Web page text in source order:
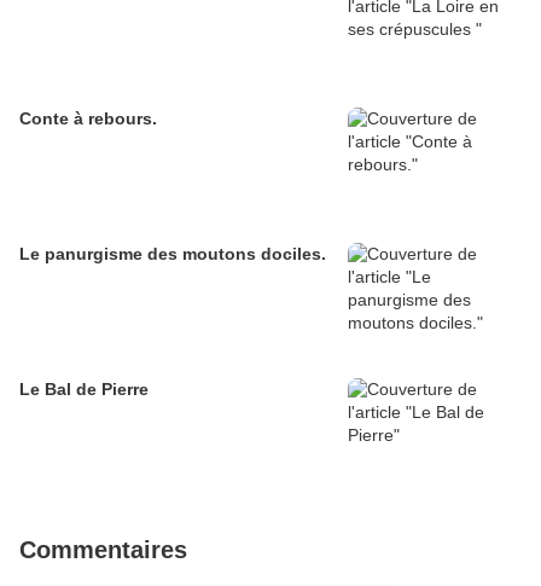
Conte à rebours.
Le panurgisme des moutons dociles.
Le Bal de Pierre
Commentaires